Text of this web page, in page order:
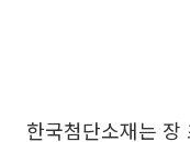
한국첨단소재는 장